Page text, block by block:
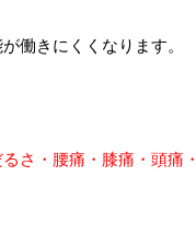
働きにくくなります。
さ・腰痛・膝痛・頭痛